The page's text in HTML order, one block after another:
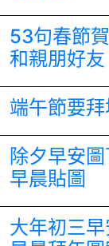
53句春節
和親朋好友
端午節要
除夕早安
早晨貼圖
大年初三